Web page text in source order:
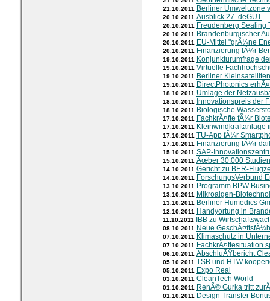
21.10.2011 Berliner Umweltzone
20.10.2011 Ausblick 27. deGUT
20.10.2011 Freudenberg Sealing
20.10.2011 Brandenburgischer
20.10.2011 EU-Mittel "grÃ¼ne
20.10.2011 Finanzierung fÃ¼r
19.10.2011 Konjunkturumfrage
19.10.2011 Virtuelle
19.10.2011 Berliner Kleinsatelliten
19.10.2011 DirectPhotonics
18.10.2011 Umlage der
18.10.2011 Innovationspreis der
18.10.2011 Biologische
17.10.2011 FachkrÃ¤fte fÃ¼r
17.10.2011 Kleinwindkraftanlage
17.10.2011 TU-App fÃ¼r
17.10.2011 Finanzierung fÃ¼r
15.10.2011 SAP-
15.10.2011 Ãœber 30.000
14.10.2011 Gericht zu BER-
14.10.2011 ForschungsVerbund
13.10.2011 Programm BPW
13.10.2011 Mikroalgen-
13.10.2011 Berliner Humedics
12.10.2011 Handyortung in
11.10.2011 IBB zu
08.10.2011 Neue
07.10.2011 Klimaschutz in
07.10.2011 FachkrÃ¤ftesituation
06.10.2011 AbschluÃŸbericht
05.10.2011 TSB und HTW
05.10.2011 Expo Real
03.10.2011 CleanTech World
01.10.2011 RenÃ© Gurka tritt
01.10.2011 Design Transfer